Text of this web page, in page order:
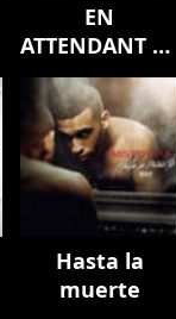
EN
ATTENDANT LA
SUITE
Hasta la
muerte